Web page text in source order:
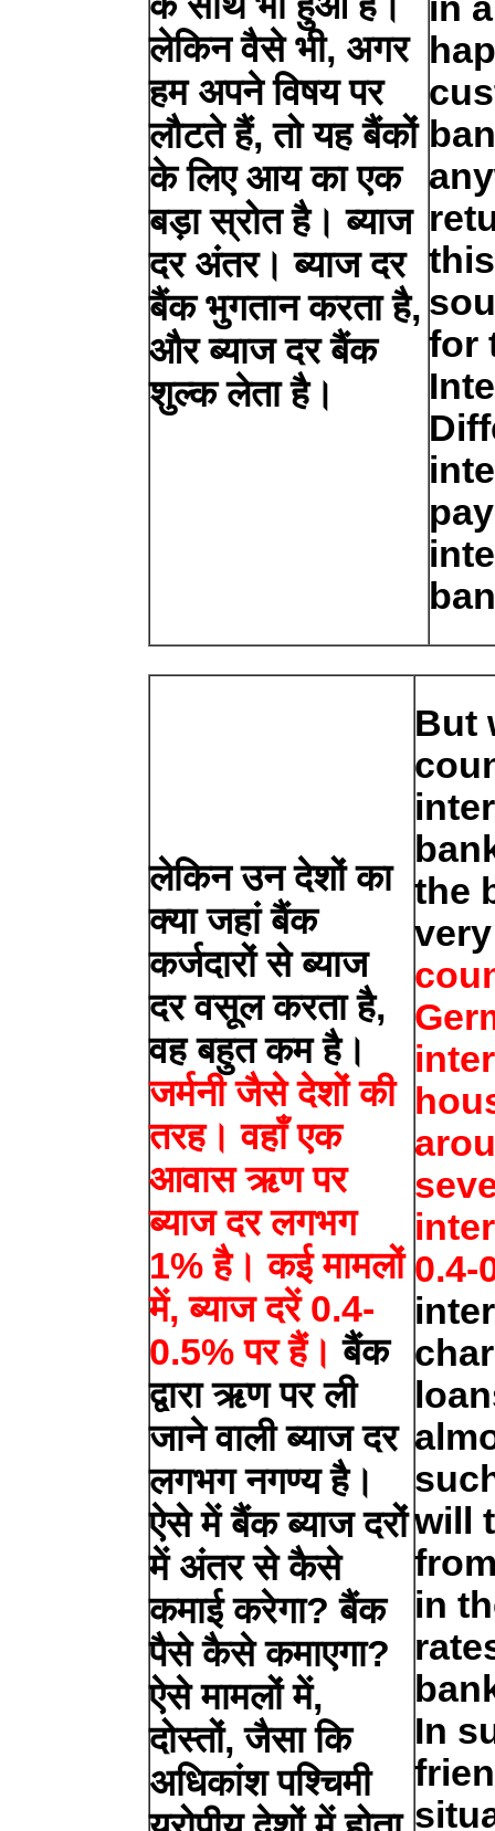
लेकिन वैसे भी, अगर
हम अपने विषय पर
लौटते हैं, तो यह बैंकों
के लिए आय का एक
बड़ा स्रोत है। ब्याज
दर अंतर। ब्याज दर
बैंक भुगतान करता है,
और ब्याज दर बैंक
शुल्क लेता है।
for
लेकिन उन देशों का
क्या जहां बैंक
कर्जदारों से ब्याज
दर वसूल करता है,
वह बहुत कम है।
जर्मनी जैसे देशों की
तरह। वहाँ एक
आवास ऋण पर
ब्याज दर लगभग
1% है। कई मामलों
में, ब्याज दरें 0.4-
0.5% पर हैं। बैंक
द्वारा ऋण पर ली
जाने वाली ब्याज दर
लगभग नगण्य है।
ऐसे में बैंक ब्याज दरों
में अंतर से कैसे
कमाई करेगा? बैंक
पैसे कैसे कमाएगा?
ऐसे मामलों में,
दोस्तों, जैसा कि
अधिकांश पश्चिमी
But
the
0.4-
will
in
In